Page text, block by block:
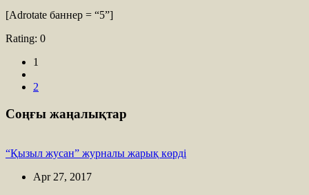
[Adrotate баннер = “5”]
Rating: 0
1
2
Соңғы жаңалықтар
“Қызыл жусан” журналы жарық көрді
Apr 27, 2017